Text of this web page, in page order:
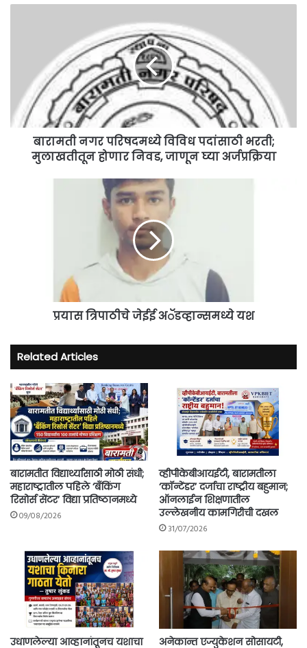
मुलाखतीतून
होणार
निवड,
बारामती नगर परिषदमध्ये विविध पदांसाठी भरती;
मुलाखतीतून होणार निवड, जाणून घ्या अर्जप्रक्रिया
प्रयास त्रिपाठीचे जेईई अॅडव्हान्समध्ये यश
Related Articles
बारामतीत विद्यार्थ्यांसाठी मोठी संधी;
महाराष्ट्रातील पहिले ‘बँकिंग
रिसोर्स सेंटर’ विद्या प्रतिष्ठानमध्ये
09/08/2026
व्हीपीकेबीआयईटी, बारामतीला
‘कॉन्टेंडर’ दर्जाचा राष्ट्रीय बहुमान;
ऑनलाईन शिक्षणातील
उल्लेखनीय कामगिरीची दखल
31/07/2026
उधाणलेल्या आव्हानांतूनच यशाचा
अनेकान्त एज्युकेशन सोसायटी,